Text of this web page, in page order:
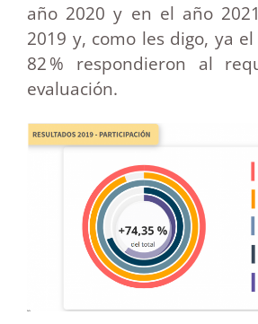
año 2020 y en el año
2019 y, como les digo, ya
82 % respondieron al
evaluación.